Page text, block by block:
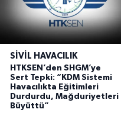
SIVIL HAVACILIK
HTKSEN’den SHGM’ye
Sert Tepki: “KDM Sistemi
Havacılıkta Eğitimleri
Durdurdu, Mağduriyetleri
Büyüttü”